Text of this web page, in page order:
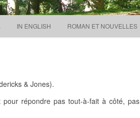
IN ENGLISH ROMAN ET NOUVELLES
& Jones).
répondre pas tout-à-fait à côté, pas